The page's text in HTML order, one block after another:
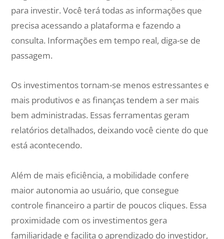
para investir. Você terá todas as informações que
precisa acessando a plataforma e fazendo a
consulta. Informações em tempo real, diga-se de
passagem.
Os investimentos tornam-se menos estressantes e
mais produtivos e as finanças tendem a ser mais
bem administradas. Essas ferramentas geram
relatórios detalhados, deixando você ciente do que
está acontecendo.
Além de mais eficiência, a mobilidade confere
maior autonomia ao usuário, que consegue
controle financeiro a partir de poucos cliques. Essa
proximidade com os investimentos gera
familiaridade e facilita o aprendizado do investidor,